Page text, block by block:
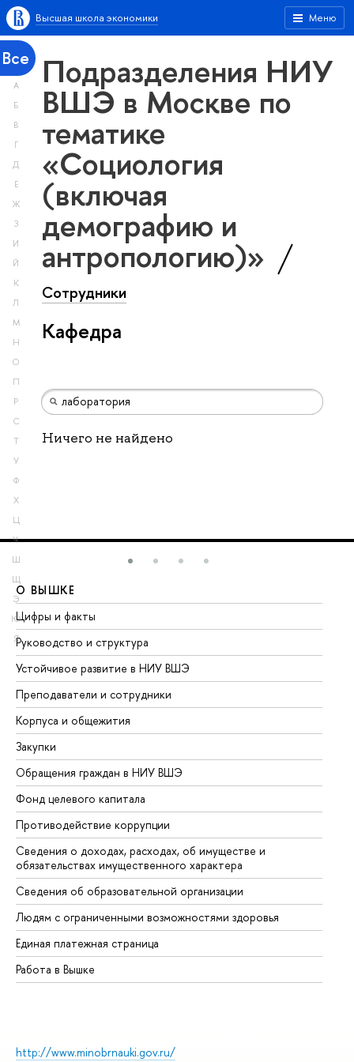
Меню
Высшая школа экономики
Все
А
Б
В
Г
Д
Е
Ж
З
И
Й
К
Л
М
Н
О
П
Р
С
Т
У
Ф
Х
Ц
Ч
Ш
Щ
Э
Ю
Я
Подразделения НИУ
ВШЭ в Москве по
тематике
«Социология
(включая
демографию и
антропологию)»
Сотрудники
Кафедра
Ничего не найдено
О ВЫШКЕ
Цифры и факты
Руководство и структура
Устойчивое развитие в НИУ ВШЭ
Преподаватели и сотрудники
Корпуса и общежития
Закупки
Обращения граждан в НИУ ВШЭ
Фонд целевого капитала
Противодействие коррупции
Сведения о доходах, расходах, об имуществе и
обязательствах имущественного характера
Сведения об образовательной организации
Людям с ограниченными возможностями здоровья
Единая платежная страница
Работа в Вышке
http://www.minobrnauki.gov.ru/